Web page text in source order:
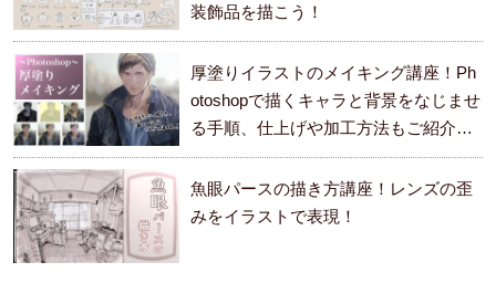
装飾品を描こう！
厚塗りイラストのメイキング講座！Ph
otoshopで描くキャラと背景をなじませ
る手順、仕上げや加工方法もご紹介し
ます。
魚眼パースの描き方講座！レンズの歪
みをイラストで表現！